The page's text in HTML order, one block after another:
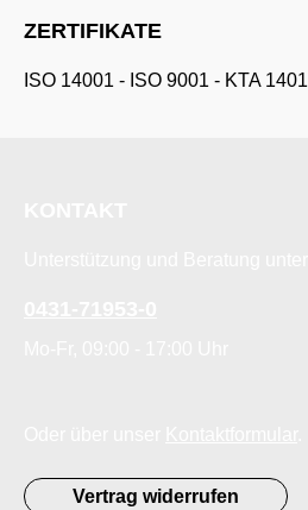
ZERTIFIKATE
ISO 14001 - ISO 9001 - KTA 1401
Vertrag widerrufen